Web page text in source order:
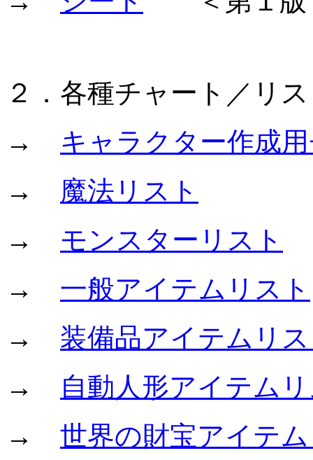
２．各種チャート／リ
→ キャラクター作成
→ 魔法リスト
→ モンスターリスト
→ 一般アイテムリスト
→ 装備品アイテムリ
→
自動人形アイテム
→ 世界の財宝アイテ